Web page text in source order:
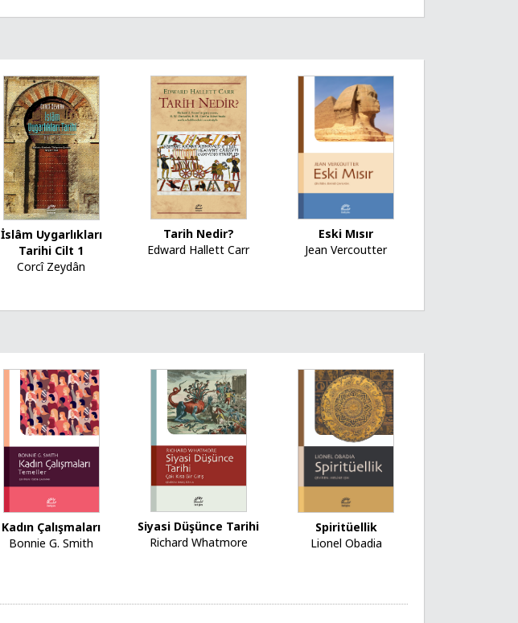
İslâm Uygarlıkları
Tarihi Cilt 1
Corcî Zeydân
Tarih Nedir?
Edward Hallett Carr
Eski Mısır
Jean Vercoutter
Kadın Çalışmaları
Bonnie G. Smith
Siyasi Düşünce Tarihi
Richard Whatmore
Spiritüellik
Lionel Obadia